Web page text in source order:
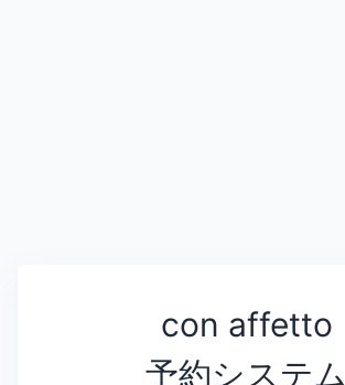
con affetto
予約システム